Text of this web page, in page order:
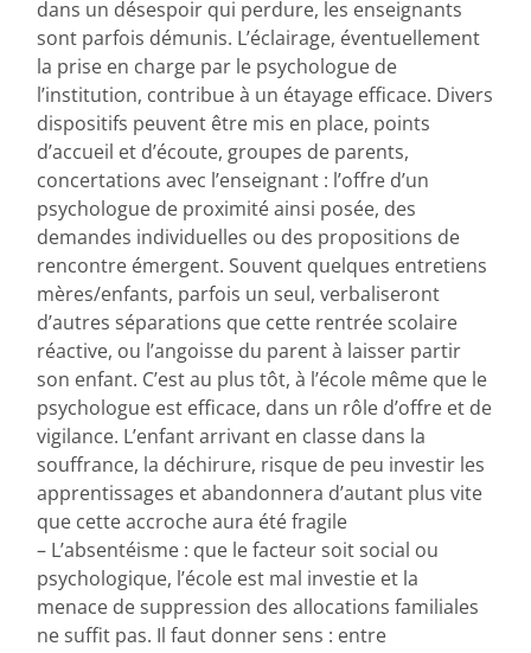
dans un désespoir qui perdure, les enseignants
sont parfois démunis. L’éclairage, éventuellement
la prise en charge par le psychologue de
l’institution, contribue à un étayage efficace. Divers
dispositifs peuvent être mis en place, points
d’accueil et d’écoute, groupes de parents,
concertations avec l’enseignant : l’offre d’un
psychologue de proximité ainsi posée, des
demandes individuelles ou des propositions de
rencontre émergent. Souvent quelques entretiens
mères/enfants, parfois un seul, verbaliseront
d’autres séparations que cette rentrée scolaire
réactive, ou l’angoisse du parent à laisser partir
son enfant. C’est au plus tôt, à l’école même que le
psychologue est efficace, dans un rôle d’offre et de
vigilance. L’enfant arrivant en classe dans la
souffrance, la déchirure, risque de peu investir les
apprentissages et abandonnera d’autant plus vite
que cette accroche aura été fragile
– L’absentéisme : que le facteur soit social ou
psychologique, l’école est mal investie et la
menace de suppression des allocations familiales
ne suffit pas. Il faut donner sens : entre